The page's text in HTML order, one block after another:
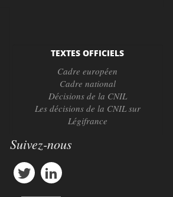
TEXTES OFFICIELS
Cadre européen
Cadre national
Décisions de la CNIL
Les décisions de la CNIL sur
Légifrance
Suivez-nous